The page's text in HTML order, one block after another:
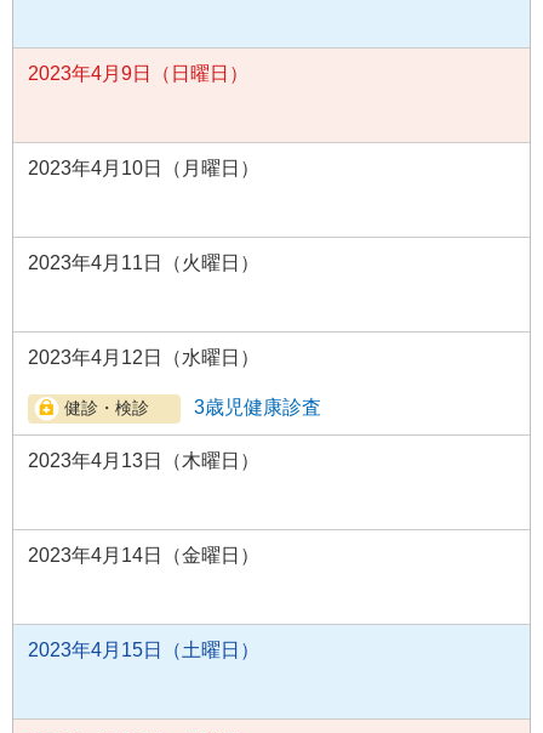
2023年4月9日（日曜日）
2023年4月10日（月曜日）
2023年4月11日（火曜日）
2023年4月12日（水曜日）
3歳児健康診査
2023年4月13日（木曜日）
2023年4月14日（金曜日）
2023年4月15日（土曜日）